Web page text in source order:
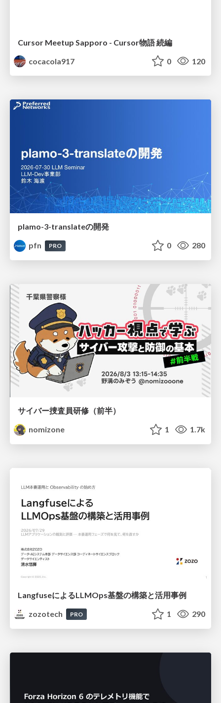
Cursor Meetup Sapporo - Cursor物語 続編
cocacola917
0 120
plamo-3-translateの開発
pfn
PRO 0 280
サイバー捜査員研修（前半）
nomizone
1 1.7k
LangfuseによるLLMOps基盤の構築と活用事例
zozotech
PRO 1 290